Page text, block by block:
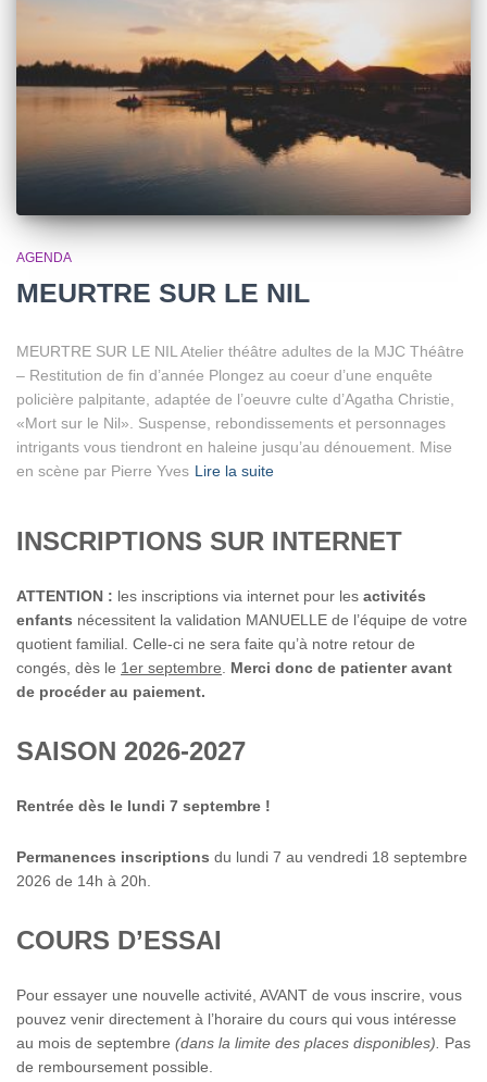
AGENDA
MEURTRE SUR LE NIL
MEURTRE SUR LE NIL Atelier théâtre adultes de la MJC Théâtre
– Restitution de fin d’année Plongez au coeur d’une enquête
policière palpitante, adaptée de l’oeuvre culte d’Agatha Christie,
«Mort sur le Nil». Suspense, rebondissements et personnages
intrigants vous tiendront en haleine jusqu’au dénouement. Mise
en scène par Pierre Yves Lire la suite
INSCRIPTIONS SUR INTERNET
ATTENTION : les inscriptions via internet pour les activités
enfants nécessitent la validation MANUELLE de l’équipe de votre
quotient familial. Celle-ci ne sera faite qu’à notre retour de
congés, dès le 1er septembre
Merci donc de patienter avant
de procéder au paiement.
SAISON 2026-2027
Rentrée dès le lundi 7 septembre !
Permanences inscriptions du lundi 7 au vendredi 18 septembre
2026 de 14h à 20h.
COURS D’ESSAI
Pour essayer une nouvelle activité, AVANT de vous inscrire, vous
pouvez venir directement à l’horaire du cours qui vous intéresse
au mois de septembre (dans la limite des places disponibles). Pas
de remboursement possible.